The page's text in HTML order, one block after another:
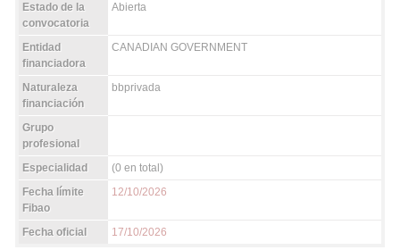
Estado de la
convocatoria
Abierta
Entidad
financiadora
CANADIAN GOVERNMENT
Naturaleza
financiación
bbprivada
Grupo
profesional
Especialidad
(0 en total)
Fecha límite
Fibao
12/10/2026
Fecha oficial 17/10/2026